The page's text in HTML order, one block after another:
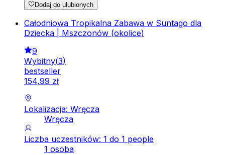
Dodaj do ulubionych
Całodniowa Tropikalna Zabawa w Suntago dla
Dziecka | Mszczonów (okolice)
9
Wybitny(3)
bestseller
154,99 zł
Lokalizacja: Wręcza
Wręcza
Liczba uczestników: 1 do 1 people
1 osoba